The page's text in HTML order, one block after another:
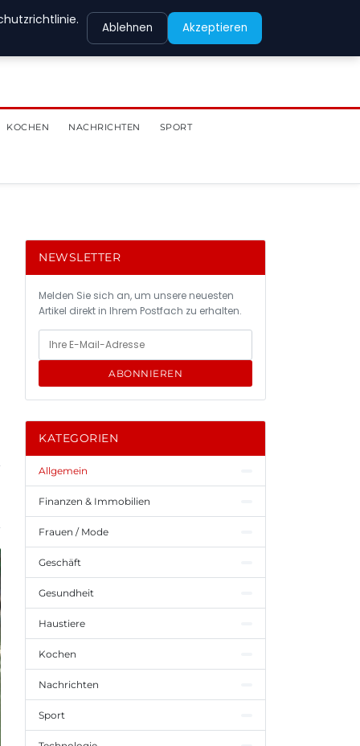
KOCHEN NACHRICHTEN SPORT
NEWSLETTER
Melden Sie sich an, um unsere neuesten
Artikel direkt in Ihrem Postfach zu erhalten.
ABONNIEREN
KATEGORIEN
Allgemein
Finanzen & Immobilien
Frauen / Mode
Geschäft
Gesundheit
Haustiere
Kochen
Nachrichten
Sport
Ablehnen Akzeptieren